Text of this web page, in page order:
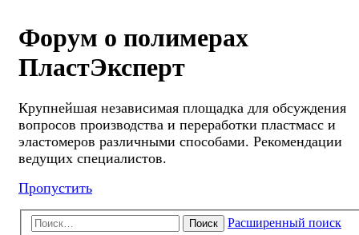
Форум о полимерах
ПластЭксперт
Крупнейшая независимая площадка для обсуждения
вопросов производства и переработки пластмасс и
эластомеров различными способами. Рекомендации
ведущих специалистов.
Пропустить
Поиск Расширенный поиск